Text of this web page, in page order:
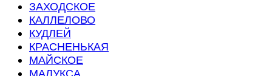
ЗАХОДСКОЕ
КАЛЛЕЛОВО
КУДЛЕЙ
КРАСНЕНЬКАЯ
МАЙСКОЕ
МАЛУКСА